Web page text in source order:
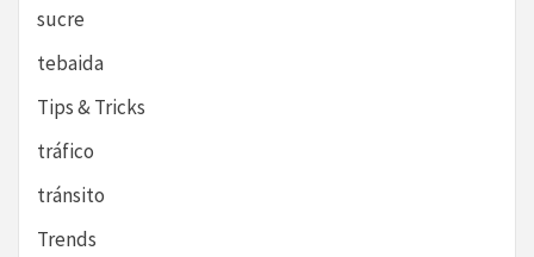
sucre
tebaida
Tips & Tricks
tráfico
tránsito
Trends